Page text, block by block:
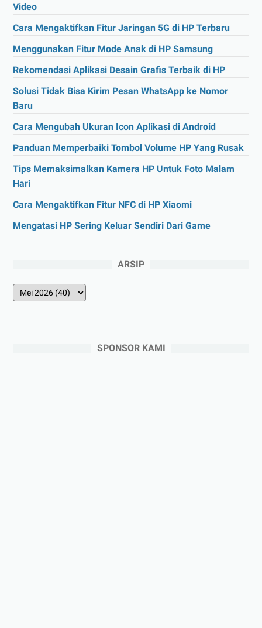
Video
Cara Mengaktifkan Fitur Jaringan 5G di HP Terbaru
Menggunakan Fitur Mode Anak di HP Samsung
Rekomendasi Aplikasi Desain Grafis Terbaik di HP
Solusi Tidak Bisa Kirim Pesan WhatsApp ke Nomor
Baru
Cara Mengubah Ukuran Icon Aplikasi di Android
Panduan Memperbaiki Tombol Volume HP Yang Rusak
Tips Memaksimalkan Kamera HP Untuk Foto Malam
Hari
Cara Mengaktifkan Fitur NFC di HP Xiaomi
Mengatasi HP Sering Keluar Sendiri Dari Game
ARSIP
SPONSOR KAMI